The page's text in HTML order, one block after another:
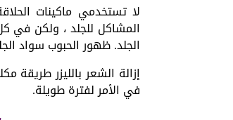
لا تستخدمي ماكينات
المشاكل للجلد ، ولكن في
الجلد. ظهور الحبوب سواد
إزالة الشعر بالليزر طريقة
في الأمر لفترة طويلة.